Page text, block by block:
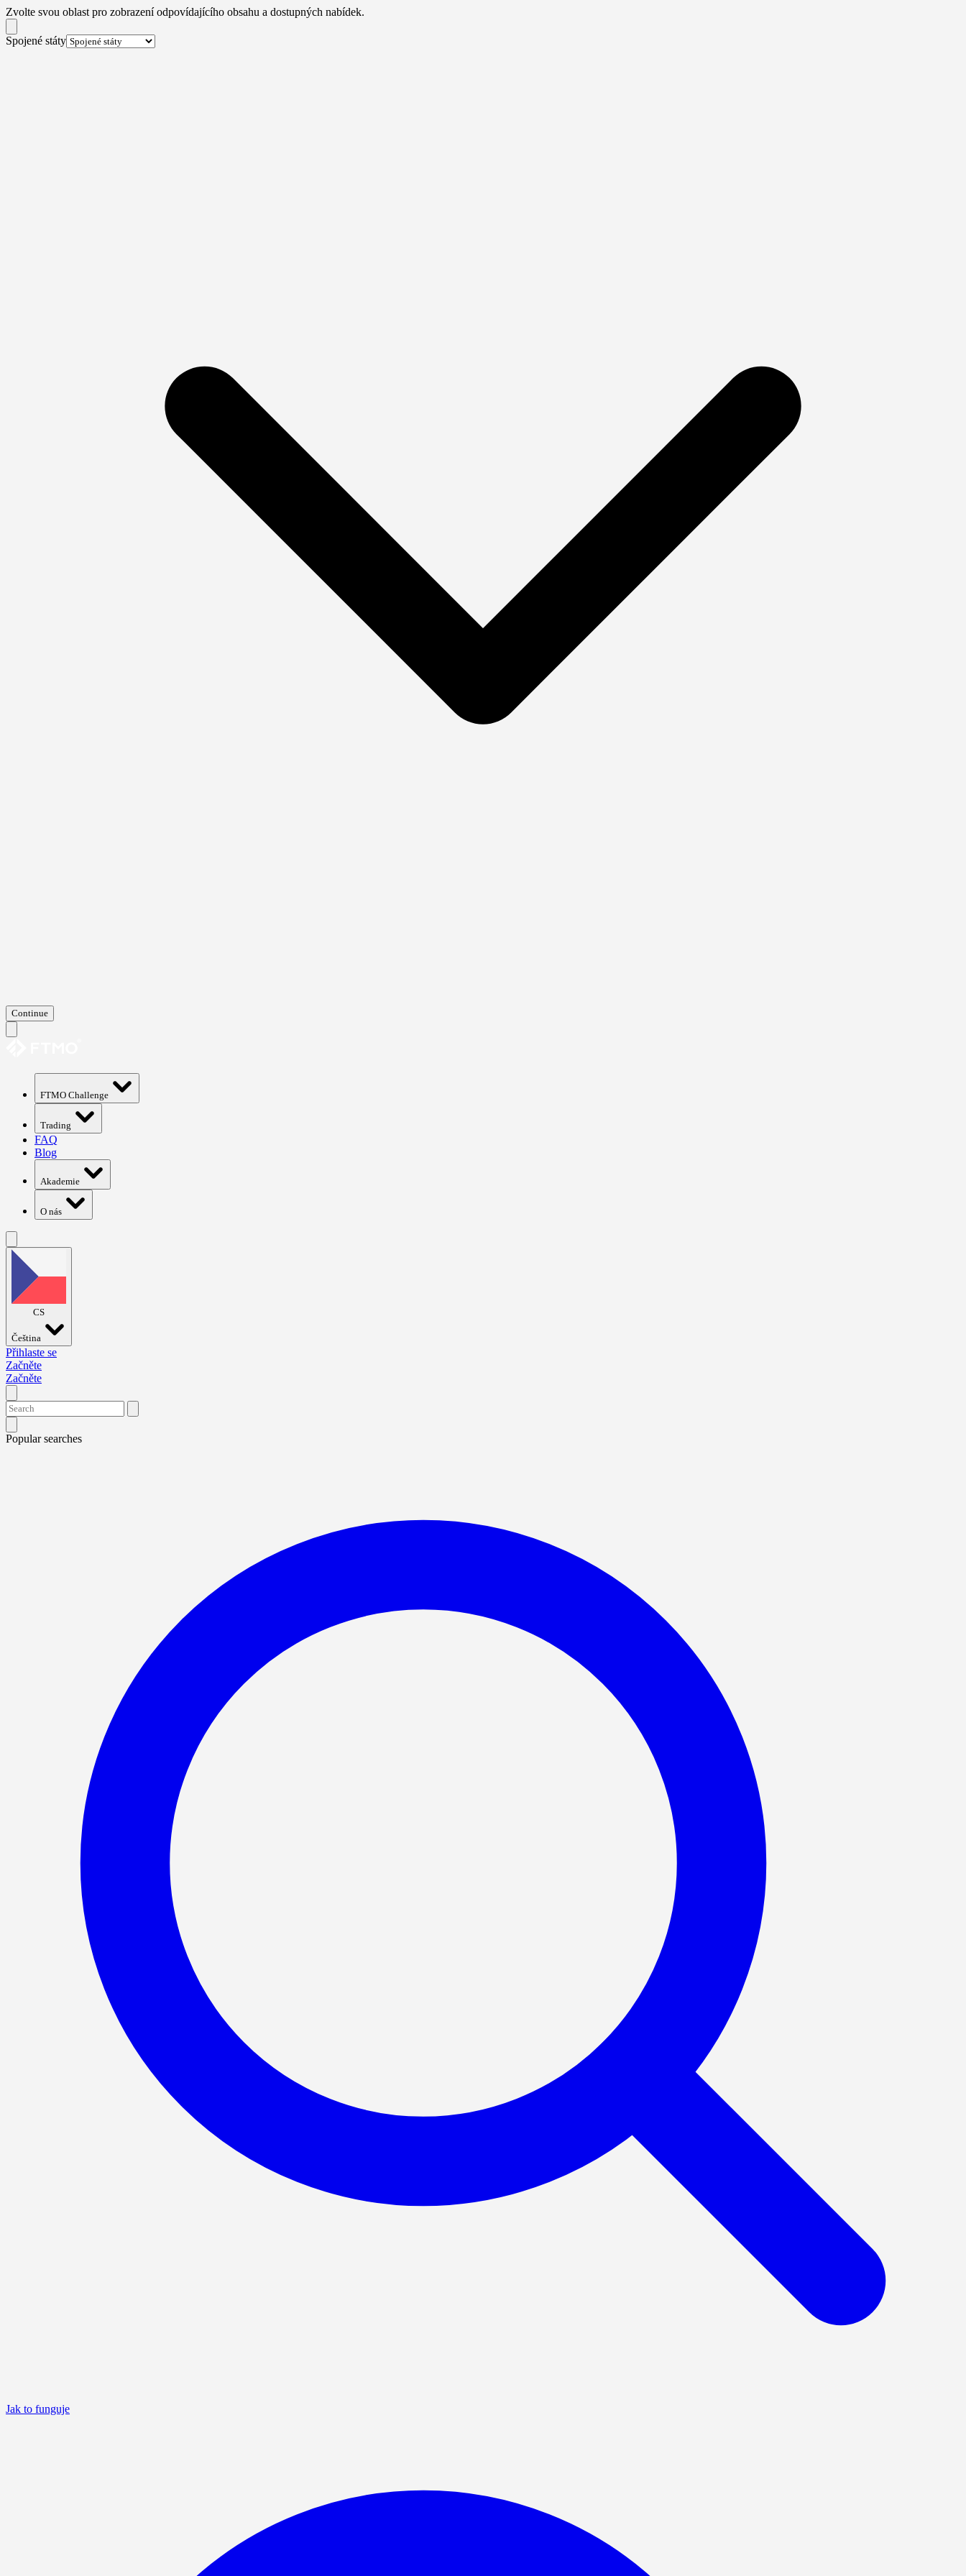
Zvolte svou oblast pro zobrazení odpovídajícího obsahu a dostupných nabídek.
Spojené státy
Continue
FTMO Challenge
Trading
FAQ
Blog
Akademie
O nás
CS
Čeština
Přihlaste se
Začněte
Začněte
Popular searches
Jak to funguje